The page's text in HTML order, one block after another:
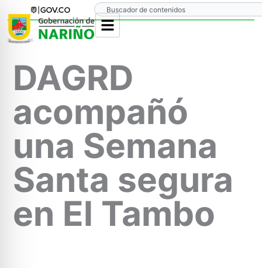
contenido
Search
DAGRD
acompañó
una Semana
Santa segura
en El Tambo